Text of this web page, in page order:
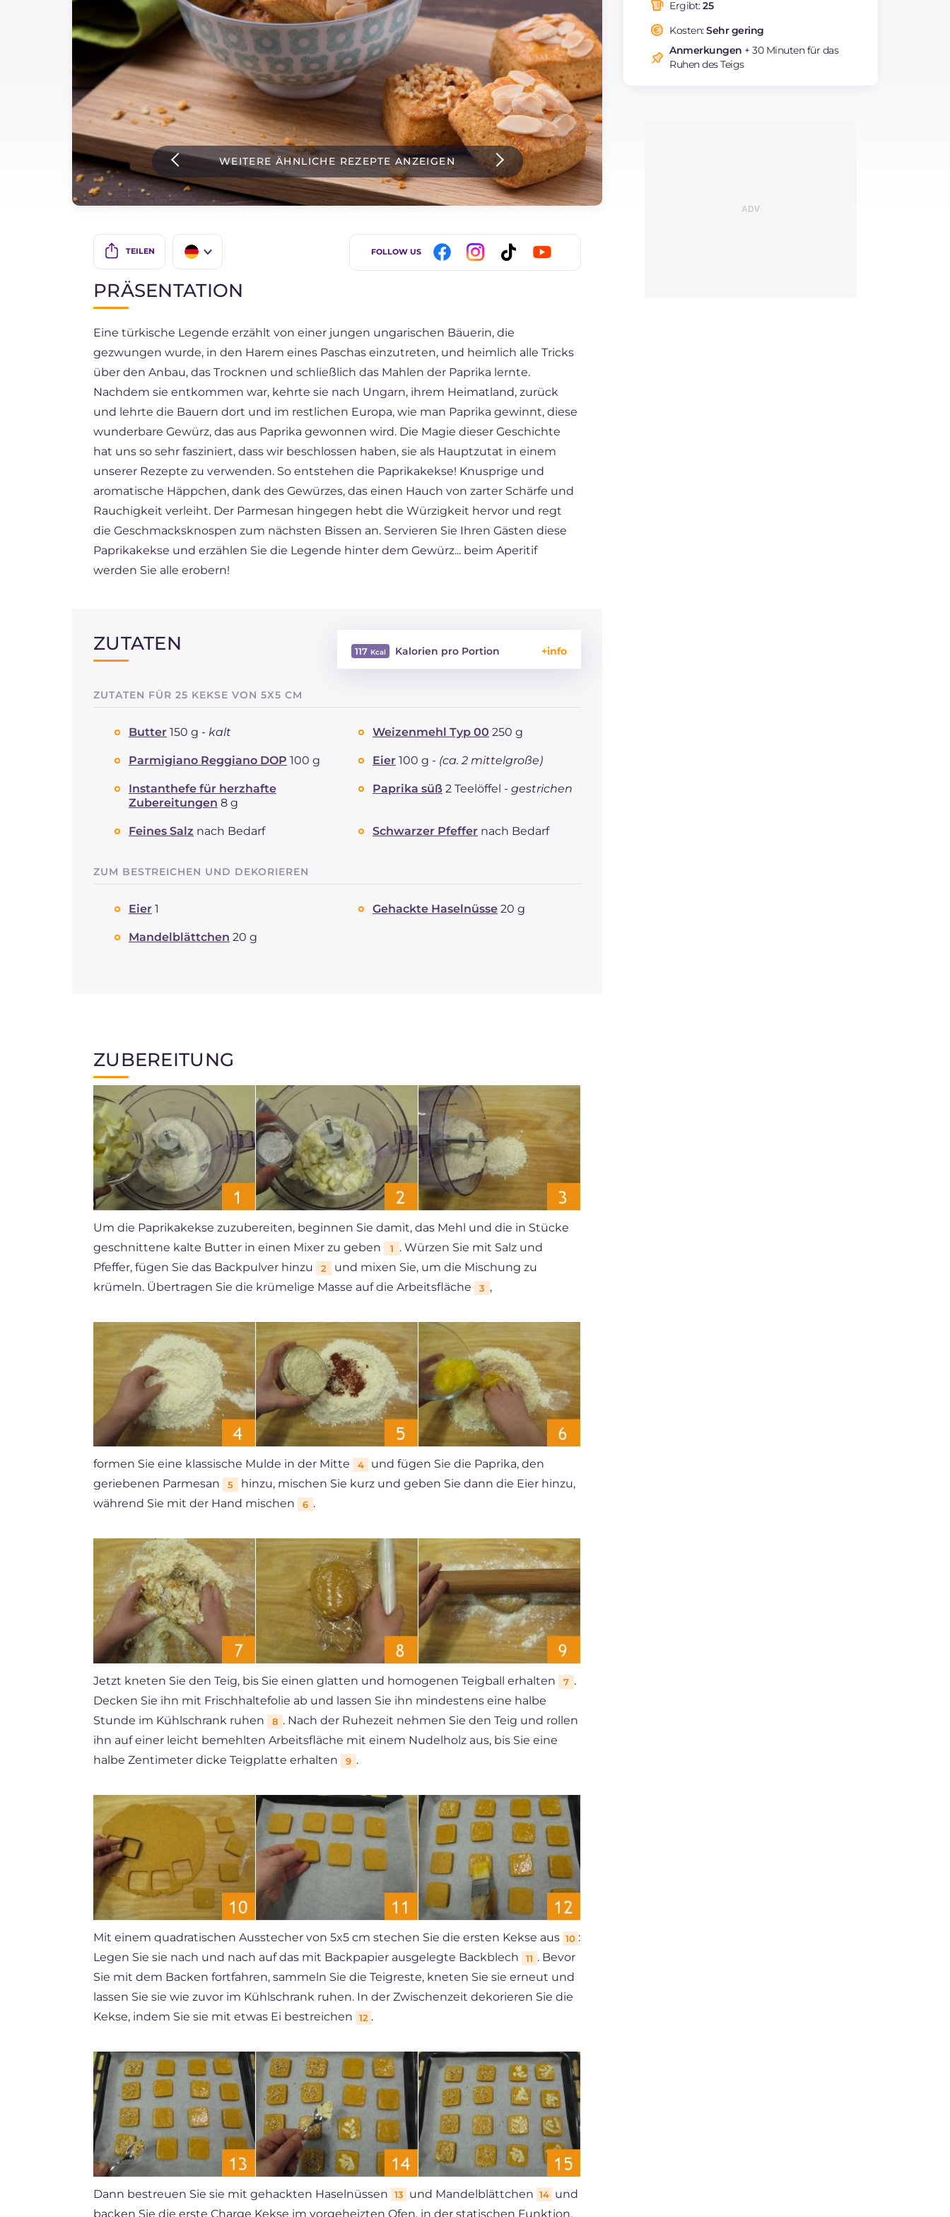
Neueste rezepte
Instagram
YouTube
WEITERE ÄHNLICHE REZEPTE ANZEIGEN
TEILEN
BR
FR
ES
NL
FOLLOW US
Fettsäuren
Ballaststoffe
Cholesterin
Natrium
Ergibt:25
Kosten:Sehr gering
Anmerkungen + 30 Minuten für das
Ruhen des Teigs
PRÄSENTATION
Eine türkische Legende erzählt von einer jungen ungarischen Bäuerin, die
gezwungen wurde, in den Harem eines Paschas einzutreten, und heimlich alle Tricks
über den Anbau, das Trocknen und schließlich das Mahlen der Paprika lernte.
Nachdem sie entkommen war, kehrte sie nach Ungarn, ihrem Heimatland, zurück
und lehrte die Bauern dort und im restlichen Europa, wie man Paprika gewinnt, diese
wunderbare Gewürz, das aus Paprika gewonnen wird. Die Magie dieser Geschichte
hat uns so sehr fasziniert, dass wir beschlossen haben, sie als Hauptzutat in einem
unserer Rezepte zu verwenden. So entstehen die Paprikakekse! Knusprige und
aromatische Häppchen, dank des Gewürzes, das einen Hauch von zarter Schärfe und
Rauchigkeit verleiht. Der Parmesan hingegen hebt die Würzigkeit hervor und regt
die Geschmacksknospen zum nächsten Bissen an. Servieren Sie Ihren Gästen diese
Paprikakekse und erzählen Sie die Legende hinter dem Gewürz... beim Aperitif
werden Sie alle erobern!
ZUTATEN 117 Kalorien pro Portion
REZEPTLESEN g
Fette
davon gesättigte
Fettsäuren
Ballaststoffe g
Natrium mg
ZUTATEN FÜR 25 KEKSE VON 5X5 CM
Butter 150 g - kalt Weizenmehl Typ 00 250 g
Parmigiano Reggiano DOP 100 g Eier 100 g - (ca. 2 mittelgroße)
Instanthefe für herzhafte
Zubereitungen 8 g
Paprika süß 2 Teelöffel - gestrichen
Feines Salz nach Bedarf Schwarzer Pfeffer nach Bedarf
ZUM BESTREICHEN UND DEKORIEREN
Eier 1 Gehackte Haselnüsse 20 g
Mandelblättchen 20 g
ZUBEREITUNG
Um die Paprikakekse zuzubereiten, beginnen Sie damit, das Mehl und die in Stücke
geschnittene kalte Butter in einen Mixer zu geben
1
. Würzen Sie mit Salz und
Pfeffer, fügen Sie das Backpulver hinzu
2
und mixen Sie, um die Mischung zu
krümeln. Übertragen Sie die krümelige Masse auf die Arbeitsfläche
3 ,
formen Sie eine klassische Mulde in der Mitte 4
und fügen Sie die Paprika, den
geriebenen Parmesan
5
hinzu, mischen Sie kurz und geben Sie dann die Eier hinzu,
während Sie mit der Hand mischen
6 .
Jetzt kneten Sie den Teig, bis Sie einen glatten und homogenen Teigball erhalten 7 .
Decken Sie ihn mit Frischhaltefolie ab und lassen Sie ihn mindestens eine halbe
Stunde im Kühlschrank ruhen
8 . Nach der Ruhezeit nehmen Sie den Teig und rollen
ihn auf einer leicht bemehlten Arbeitsfläche mit einem Nudelholz aus, bis Sie eine
halbe Zentimeter dicke Teigplatte erhalten
9 .
Mit einem quadratischen Ausstecher von 5x5 cm stechen Sie die ersten Kekse aus 10 :
Legen Sie sie nach und nach auf das mit Backpapier ausgelegte Backblech
11 . Bevor
Sie mit dem Backen fortfahren, sammeln Sie die Teigreste, kneten Sie sie erneut und
lassen Sie sie wie zuvor im Kühlschrank ruhen. In der Zwischenzeit dekorieren Sie die
Kekse, indem Sie sie mit etwas Ei bestreichen
12 .
Dann bestreuen Sie sie mit gehackten Haselnüssen 13 und Mandelblättchen 14 und
backen Sie die erste Charge Kekse im vorgeheizten Ofen, in der statischen Funktion,